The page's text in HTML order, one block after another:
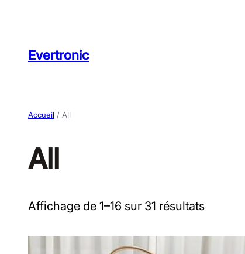
contenuEvertronic
Accueil / All
All
Affichage de 1–16 sur 31 résultats